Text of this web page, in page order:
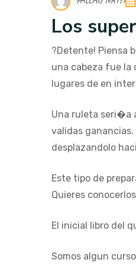
Los
?Detente! Piensa
una cabeza fue la
lugares de en
Una ruleta seri�a
validas
desplazandolo
Este tipo de
Quieres
El inicial libro del
Somos algun